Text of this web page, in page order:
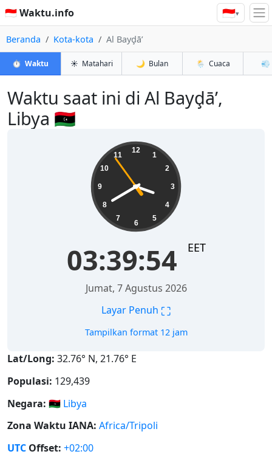
🇮🇩 Waktu.info 🇮🇩▾
Beranda Kota-kota Al Bayḑā’
⏱️ Waktu ☀️ Matahari 🌙 Bulan 🌦️ Cuaca 💨
Waktu saat ini di Al Bayḑā’,
Libya 🇱🇾
12
1
2
3
4
5
6
7
8
9
10
11
03:39:55 EET
Jumat, 7 Agustus 2026
Layar Penuh ⛶
Tampilkan format 12 jam
Lat/Long: 32.76° N, 21.76° E
Populasi: 129,439
Negara: 🇱🇾 Libya
Zona Waktu IANA: Africa/Tripoli
UTC Offset: +02:00